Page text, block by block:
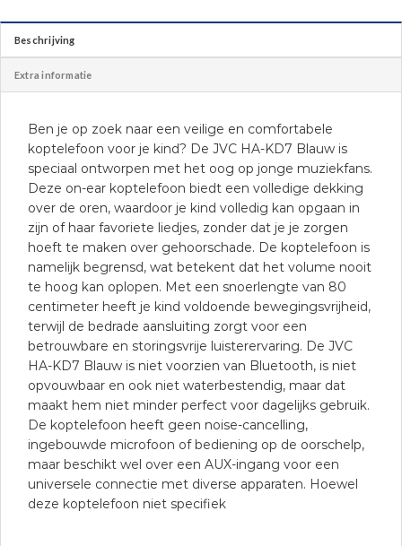
Beschrijving
Extra informatie
Ben je op zoek naar een veilige en comfortabele
koptelefoon voor je kind? De JVC HA-KD7 Blauw is
speciaal ontworpen met het oog op jonge muziekfans.
Deze on-ear koptelefoon biedt een volledige dekking
over de oren, waardoor je kind volledig kan opgaan in
zijn of haar favoriete liedjes, zonder dat je je zorgen
hoeft te maken over gehoorschade. De koptelefoon is
namelijk begrensd, wat betekent dat het volume nooit
te hoog kan oplopen. Met een snoerlengte van 80
centimeter heeft je kind voldoende bewegingsvrijheid,
terwijl de bedrade aansluiting zorgt voor een
betrouwbare en storingsvrije luisterervaring. De JVC
HA-KD7 Blauw is niet voorzien van Bluetooth, is niet
opvouwbaar en ook niet waterbestendig, maar dat
maakt hem niet minder perfect voor dagelijks gebruik.
De koptelefoon heeft geen noise-cancelling,
ingebouwde microfoon of bediening op de oorschelp,
maar beschikt wel over een AUX-ingang voor een
universele connectie met diverse apparaten. Hoewel
deze koptelefoon niet specifiek